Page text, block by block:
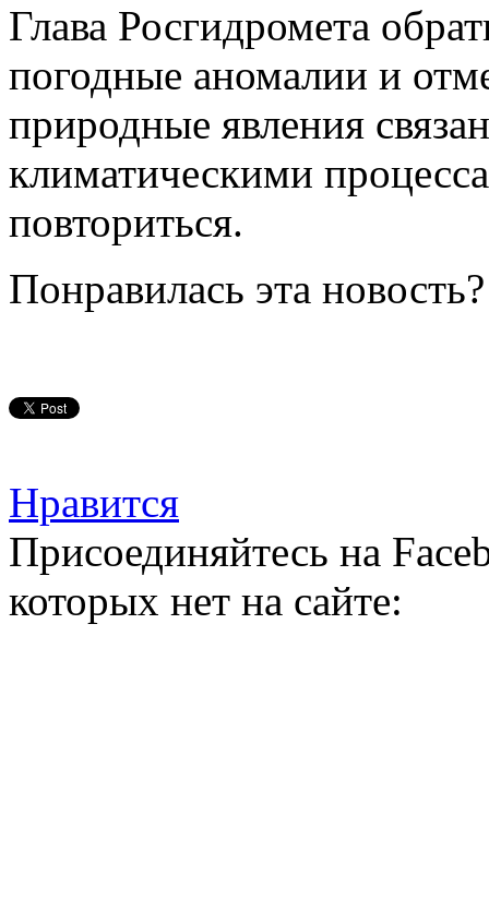
Глава Росгидромета
погодные аномалии и
природные явления
климатическими
повториться.
Понравилась эта
Нравится
Присоединяйтесь на
которых нет на сайте: